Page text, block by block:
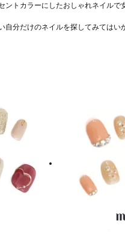
ントカラーにしたおしゃれネイルで
自分だけのネイルを探してみてはい